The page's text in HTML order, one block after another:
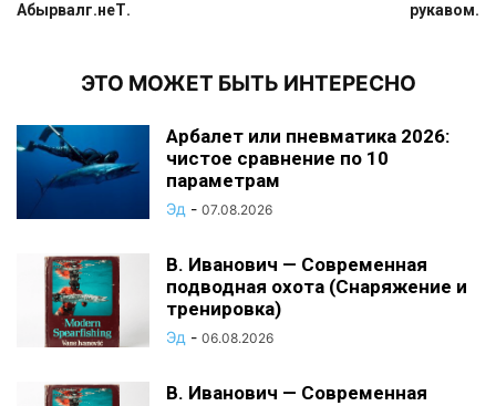
Абырвалг.неТ.
рукавом.
ЭТО МОЖЕТ БЫТЬ ИНТЕРЕСНО
Арбалет или пневматика 2026:
чистое сравнение по 10
параметрам
Эд - 07.08.2026
В. Иванович — Современная
подводная охота (Снаряжение и
тренировка)
Эд - 06.08.2026
В. Иванович — Современная